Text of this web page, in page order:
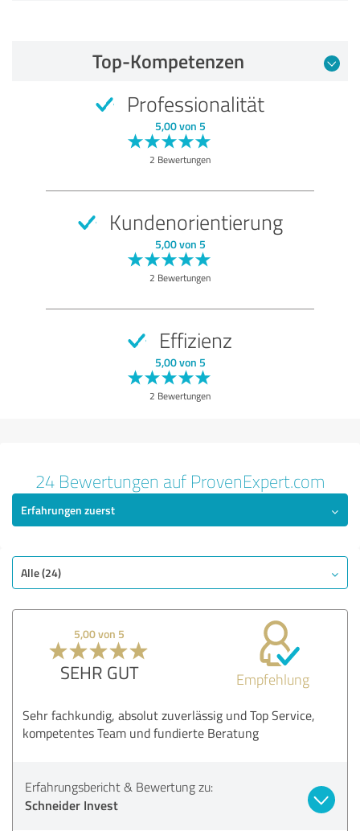
Empfehlung
Top-Kompetenzen
Professionalität
5,00 von 5
2 Bewertungen
Kundenorientierung
5,00 von 5
2 Bewertungen
Effizienz
5,00 von 5
2 Bewertungen
24 Bewertungen auf ProvenExpert.com
Erfahrungen zuerst
Alle (24)
5,00 von 5
SEHR GUT Empfehlung
Sehr fachkundig, absolut zuverlässig und Top Service,
kompetentes Team und fundierte Beratung
Erfahrungsbericht & Bewertung zu:
Schneider Invest